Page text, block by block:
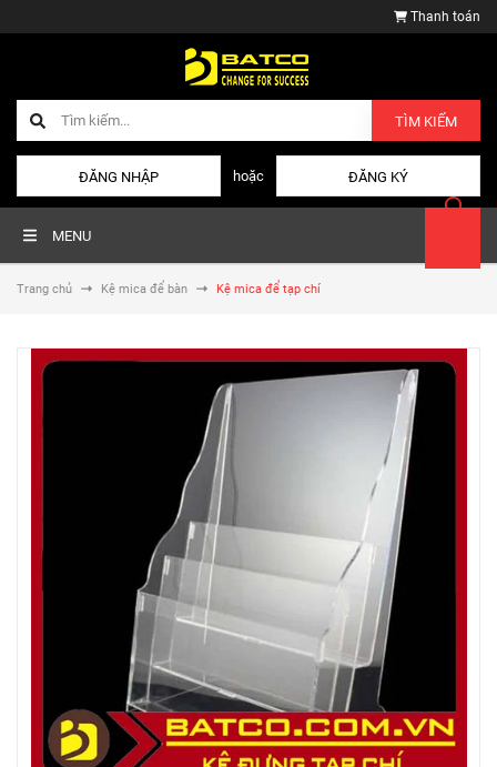
Thanh toán
TÌM KIẾM
ĐĂNG NHẬP hoặc ĐĂNG KÝ
MENU
Trang chủ Kệ mica để bàn Kệ mica để tạp chí